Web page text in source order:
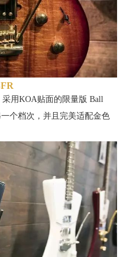
用KOA贴面的限量版 Ball
个档次，并且完美适配金色